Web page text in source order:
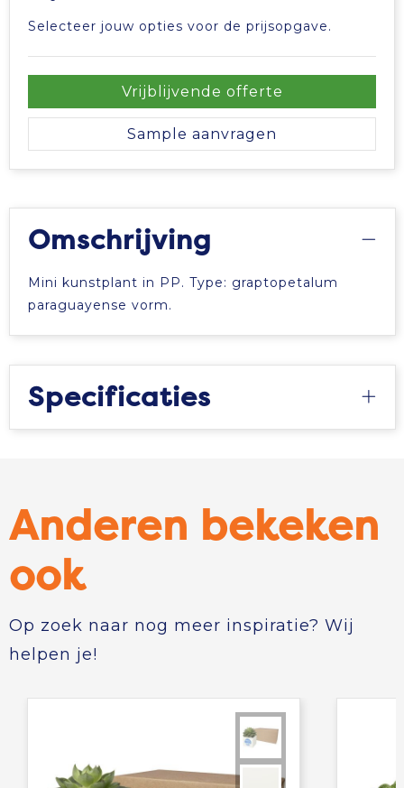
Selecteer jouw opties voor de prijsopgave.
Vrijblijvende offerte
Sample aanvragen
Omschrijving
Mini kunstplant in PP. Type: graptopetalum
paraguayense vorm.
Specificaties
Anderen bekeken
ook
Op zoek naar nog meer inspiratie? Wij
helpen je!